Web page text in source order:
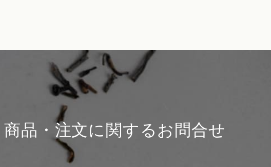
商品・注文に関するお問合せ